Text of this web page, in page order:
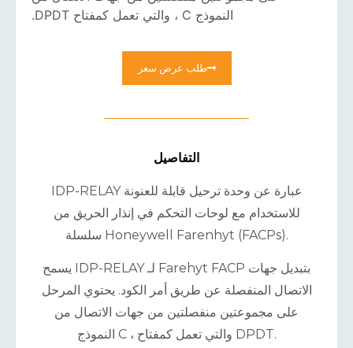
النموذج C ، والتي تعمل كمفتاح DPDT.
طلب عرض سعر
التفاصيل
IDP-RELAY عبارة عن وحدة ترحيل قابلة للعنونة
للاستخدام مع لوحات التحكم في إنذار الحريق من
سلسلة Honeywell Farenhyt (FACPs).
يسمح IDP-RELAY لـ Farehyt FACP بتبديل جهات
الاتصال المنفصلة عن طريق أمر الكود. يحتوي المرحل
على مجموعتين منفصلتين من جهات الاتصال من
النموذج C ، والتي تعمل كمفتاح DPDT.